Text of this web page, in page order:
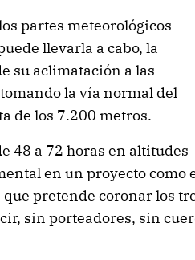
partes meteorológicos
llevarla a cabo, la
su aclimatación a las
la vía normal del
de los 7.200 metros.
48 a 72 horas en altitudes
en un proyecto como
pretende coronar los
sin porteadores, sin